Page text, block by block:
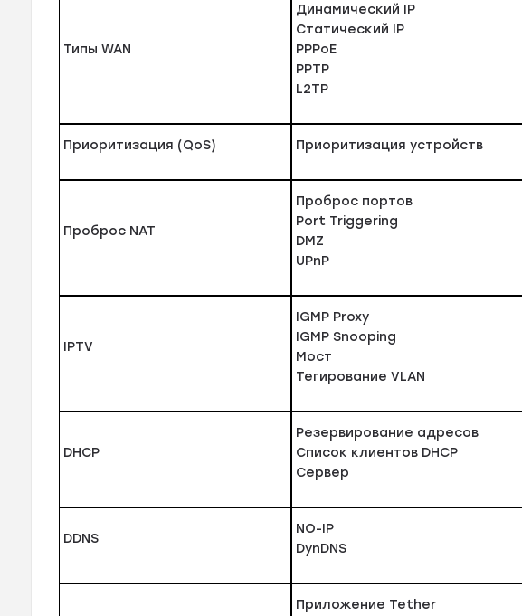
Типы WAN
Динамический IP
Статический IP
PPPoE
PPTP
L2TP
Приоритизация (QoS) Приоритизация устройств
Проброс NAT
Проброс портов
Port Triggering
DMZ
UPnP
IPTV
IGMP Proxy
IGMP Snooping
Мост
Тегирование VLAN
DHCP
Резервирование адресов
Список клиентов DHCP
Сервер
DDNS
NO-IP
DynDNS
Приложение Tether